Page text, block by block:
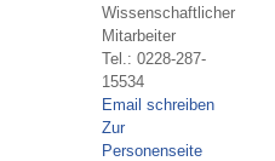
Wissenschaftlicher
Mitarbeiter
Tel.: 0228-287-
15534
Email schreiben
Zur
Personenseite